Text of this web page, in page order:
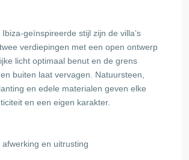
geïnspireerde stijl zijn de villa’s
verdiepingen met een open ontwerp
licht optimaal benut en de grens
buiten laat vervagen. Natuursteen,
en edele materialen geven elke
en een eigen karakter.
en uitrusting